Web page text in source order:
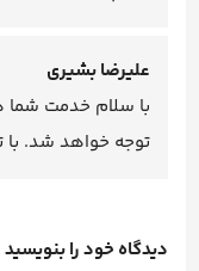
علیرضا بشیری
با سلام خدمت شما
توجه خواهد شد.
دیدگاه خود را بنویسید